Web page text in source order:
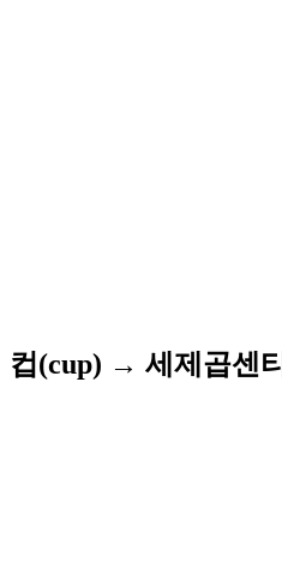
컵(cup) → 세제곱센